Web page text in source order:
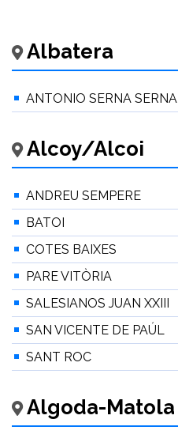
Albatera
ANTONIO SERNA SERNA
Alcoy/Alcoi
ANDREU SEMPERE
BATOI
COTES BAIXES
PARE VITÒRIA
SALESIANOS JUAN XXIII
SAN VICENTE DE PAÚL
SANT ROC
Algoda-Matola